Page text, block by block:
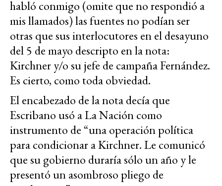
habló conmigo (omite que no respondió a
mis llamados) las fuentes no podían ser
otras que sus interlocutores en el desayuno
del 5 de mayo descripto en la nota:
Kirchner y/o su jefe de campaña Fernández.
Es cierto, como toda obviedad.
El encabezado de la nota decía que
Escribano usó a La Nación como
instrumento de “una operación política
para condicionar a Kirchner. Le comunicó
que su gobierno duraría sólo un año y le
presentó un asombroso pliego de